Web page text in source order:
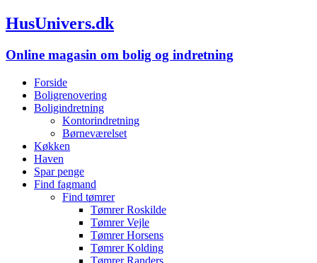
HusUnivers.dk
Online magasin om bolig og indretning
Forside
Boligrenovering
Boligindretning
Kontorindretning
Børneværelset
Køkken
Haven
Spar penge
Find fagmand
Find tømrer
Tømrer Roskilde
Tømrer Vejle
Tømrer Horsens
Tømrer Kolding
Tømrer Randers